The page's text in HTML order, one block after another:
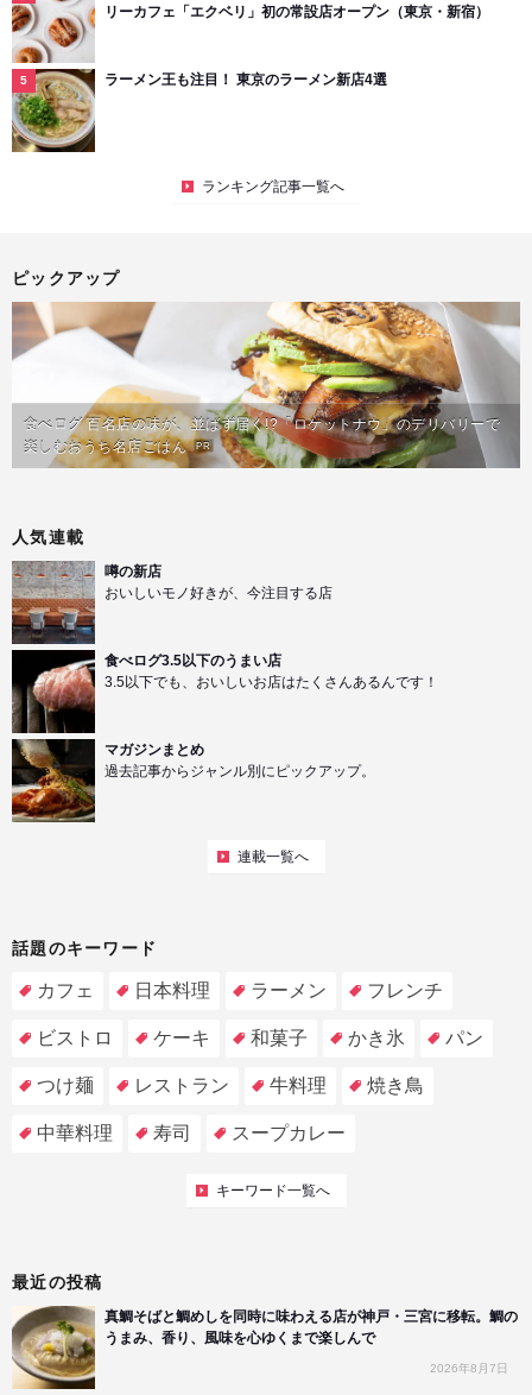
リーカフェ「エクベリ」初の常設店オープン（東京・新宿）
ラーメン王も注目！ 東京のラーメン新店4選
ランキング記事一覧へ
ピックアップ
食べログ 百名店の味が、並ばず届く!?「ロケットナウ」のデリバリーで
楽しむおうち名店ごはん PR
人気連載
噂の新店
おいしいモノ好きが、今注目する店
食べログ3.5以下のうまい店
3.5以下でも、おいしいお店はたくさんあるんです！
マガジンまとめ
過去記事からジャンル別にピックアップ。
連載一覧へ
話題のキーワード
カフェ 日本料理 ラーメン フレンチ
ビストロ ケーキ 和菓子 かき氷 パン
つけ麺 レストラン 牛料理 焼き鳥
中華料理 寿司 スープカレー
キーワード一覧へ
最近の投稿
真鯛そばと鯛めしを同時に味わえる店が神戸・三宮に移転。鯛の
うまみ、香り、風味を心ゆくまで楽しんで
2026年8月7日